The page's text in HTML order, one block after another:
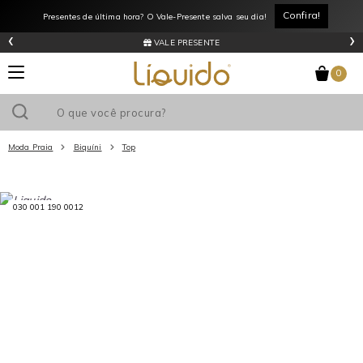
Presentes de última hora? O Vale-Presente salva seu dia! Confira!
VALE PRESENTE
‹ ›
0
Moda Praia Biquíni Top
Utilize o cupom
030 001 190 0012